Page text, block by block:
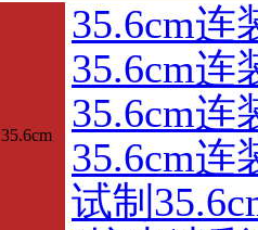
35.6cm
35.6cm连
35.6cm连
35.6cm连
35.6cm连
试制